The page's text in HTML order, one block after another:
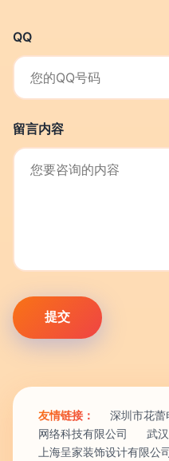
QQ
留言内容
友情链接： 深圳市花蕾
网络科技有限公司
武
上海呈家装饰设计有限公